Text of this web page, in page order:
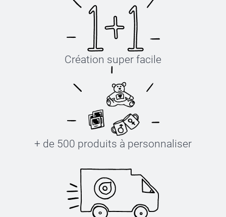
Création super facile
+ de 500 produits à personnaliser